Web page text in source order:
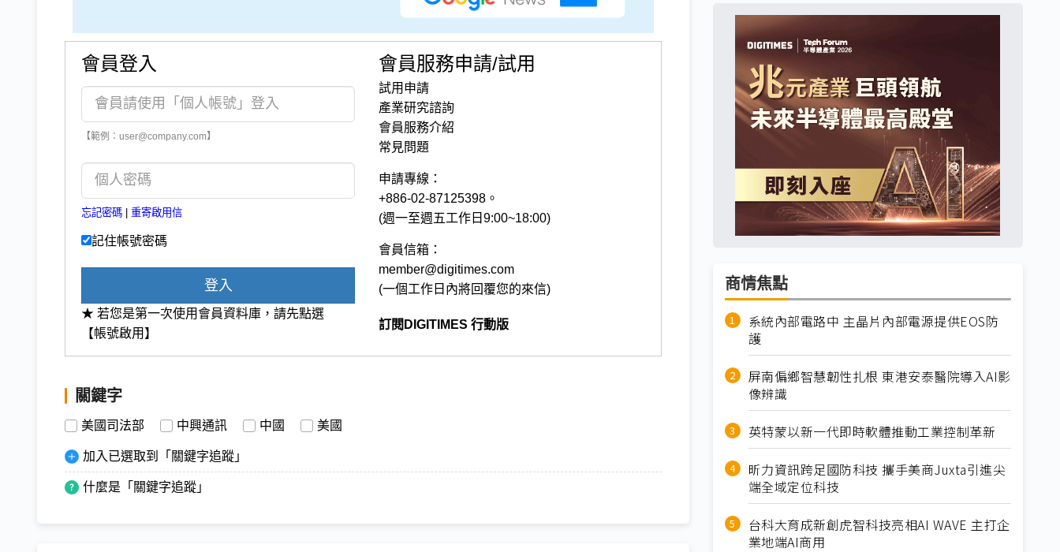
會員登入
【範例：user@company.com】
忘記密碼 | 重寄啟用信
記住帳號密碼
登入
★ 若您是第一次使用會員資料庫，請先點選
【帳號啟用】
會員服務申請/試用
試用申請
產業研究諮詢
會員服務介紹
常見問題
申請專線：
+886-02-87125398。
(週一至週五工作日9:00~18:00)
會員信箱：
member@digitimes.com
(一個工作日內將回覆您的來信)
訂閱DIGITIMES 行動版
關鍵字
美國司法部 中興通訊 中國 美國
加入已選取到「關鍵字追蹤」
什麼是「關鍵字追蹤」
商情焦點
系統內部電路中 主晶片內部電源提供EOS防
護
屏南偏鄉智慧韌性扎根 東港安泰醫院導入AI影
像辨識
英特蒙以新一代即時軟體推動工業控制革新
昕力資訊跨足國防科技 攜手美商Juxta引進尖
端全域定位科技
台科大育成新創虎智科技亮相AI WAVE 主打企
業地端AI商用